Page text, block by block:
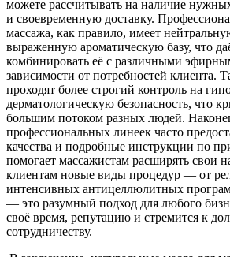
можете рассчитывать на наличие
и своевременную доставку.
массажа, как правило, имеет
выраженную ароматическую базу, что
комбинировать её с различными
зависимости от потребностей клиента.
проходят более строгий контроль на
дерматологическую безопасность, что
большим потоком разных людей.
профессиональных линеек часто
качества и подробные инструкции по
помогает массажистам расширять свои
клиентам новые виды процедур — от
интенсивных антицеллюлитных
— это разумный подход для любого
своё время, репутацию и стремится к
сотрудничеству.